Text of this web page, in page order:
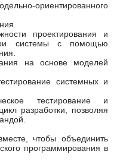
ориентированного
проектирования и
системы с помощью
на основе моделей
системных и
тестирование и
разработки, позволяя
чтобы объединить
программирования в